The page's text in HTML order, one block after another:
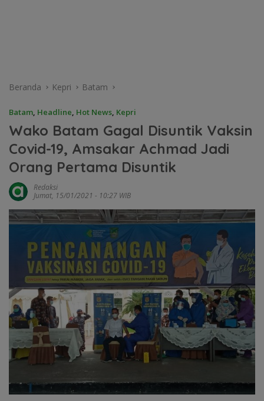
Beranda Kepri Batam
Batam, Headline, Hot News, Kepri
Wako Batam Gagal Disuntik Vaksin
Covid-19, Amsakar Achmad Jadi
Orang Pertama Disuntik
Redaksi
Jumat, 15/01/2021 - 10:27 WIB